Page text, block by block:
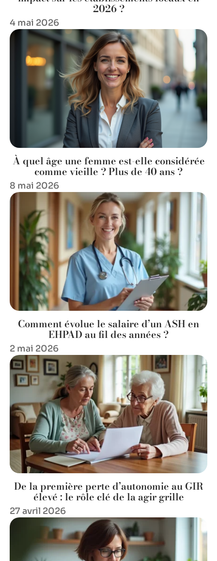
2026 ?
4 mai 2026
À quel âge une femme est-elle considérée
comme vieille ? Plus de 40 ans ?
8 mai 2026
Comment évolue le salaire d’un ASH en
EHPAD au fil des années ?
2 mai 2026
De la première perte d’autonomie au GIR
élevé : le rôle clé de la agir grille
27 avril 2026